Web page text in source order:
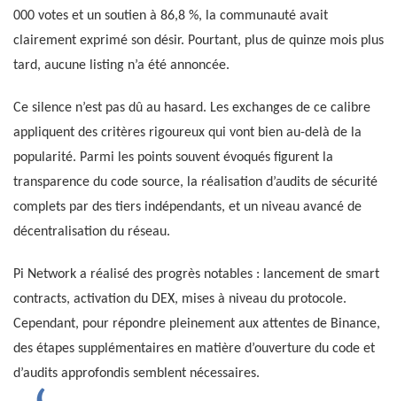
000 votes et un soutien à 86,8 %, la communauté avait
clairement exprimé son désir. Pourtant, plus de quinze mois plus
tard, aucune listing n’a été annoncée.
Ce silence n’est pas dû au hasard. Les exchanges de ce calibre
appliquent des critères rigoureux qui vont bien au-delà de la
popularité. Parmi les points souvent évoqués figurent la
transparence du code source, la réalisation d’audits de sécurité
complets par des tiers indépendants, et un niveau avancé de
décentralisation du réseau.
Pi Network a réalisé des progrès notables : lancement de smart
contracts, activation du DEX, mises à niveau du protocole.
Cependant, pour répondre pleinement aux attentes de Binance,
des étapes supplémentaires en matière d’ouverture du code et
d’audits approfondis semblent nécessaires.